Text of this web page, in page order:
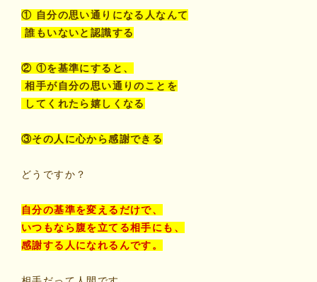
① 自分の思い通りになる人なんて
誰もいないと認識する
② ①を基準にすると、
相手が自分の思い通りのことを
してくれたら嬉しくなる
③その人に心から感謝できる
どうですか？
自分の基準を変えるだけで、
いつもなら腹を立てる相手にも、
感謝する人になれるんです。